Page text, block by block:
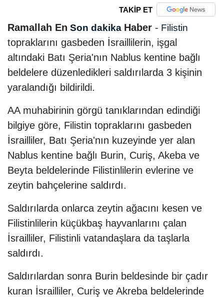
TAKİP ET
Ramallah En Son dakika Haber - Filistin
topraklarını gasbeden İsraillilerin, işgal
altındaki Batı Şeria'nın Nablus kentine bağlı
beldelere düzenledikleri saldırılarda 3 kişinin
yaralandığı bildirildi.
AA muhabirinin görgü tanıklarından edindiği
bilgiye göre, Filistin topraklarını gasbeden
İsrailliler, Batı Şeria'nın kuzeyinde yer alan
Nablus kentine bağlı Burin, Curiş, Akeba ve
Beyta beldelerinde Filistinlilerin evlerine ve
zeytin bahçelerine saldırdı.
Saldırılarda onlarca zeytin ağacını kesen ve
Filistinlilerin küçükbaş hayvanlarını çalan
İsrailliler, Filistinli vatandaşlara da taşlarla
saldırdı.
Saldırılardan sonra Burin beldesinde bir çadır
kuran İsrailliler, Curiş ve Akreba beldelerinde